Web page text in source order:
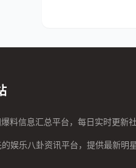
料信息汇总平台，每日实时更新
娱乐八卦资讯平台，提供最新明